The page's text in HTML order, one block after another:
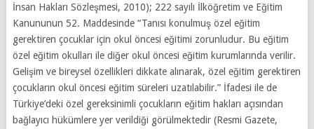
İnsan Hakları Sözleşmesi, 2010); 222 sayılı İlköğretim ve Eğitim
Kanununun 52. Maddesinde “Tanısı konulmuş özel eğitim
gerektiren çocuklar için okul öncesi eğitimi zorunludur. Bu eğitim
özel eğitim okulları ile diğer okul öncesi eğitim kurumlarında verilir.
Gelişim ve bireysel özellikleri dikkate alınarak, özel eğitim gerektiren
çocukların okul öncesi eğitim süreleri uzatılabilir.” İfadesi ile de
Türkiye’deki özel gereksinimli çocukların eğitim hakları açısından
bağlayıcı hükümlere yer verildiği görülmektedir (Resmi Gazete,